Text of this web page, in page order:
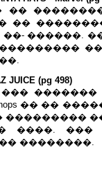
��
��
������.
����������
JUICE (pg 498)
�� ��
���������
����.
��������.